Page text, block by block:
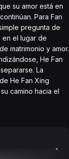
su amor está en
Para Fan
pregunta de
en el lugar de
matrimonio y amor.
He Fan
La
He Fan Xing
camino hacia el